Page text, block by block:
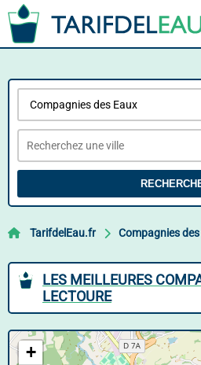
TarifdelEau.fr Compagnies
LES MEILLEURES
LECTOURE
+